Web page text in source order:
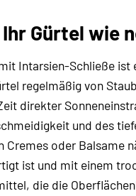
Gürtel wie
Intarsien-Schließe
regelmäßig von
direkter
und des
oder Balsame
ist und mit einem
die die